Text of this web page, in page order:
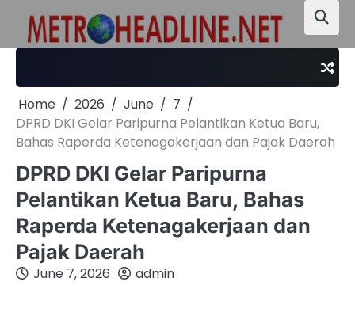
content
Home 2026 June
7
DPRD DKI Gelar Paripurna Pelantikan Ketua Baru,
Bahas Raperda Ketenagakerjaan dan Pajak Daerah
DPRD DKI Gelar Paripurna
Pelantikan Ketua Baru, Bahas
Raperda Ketenagakerjaan dan
Pajak Daerah
June 7, 2026 admin